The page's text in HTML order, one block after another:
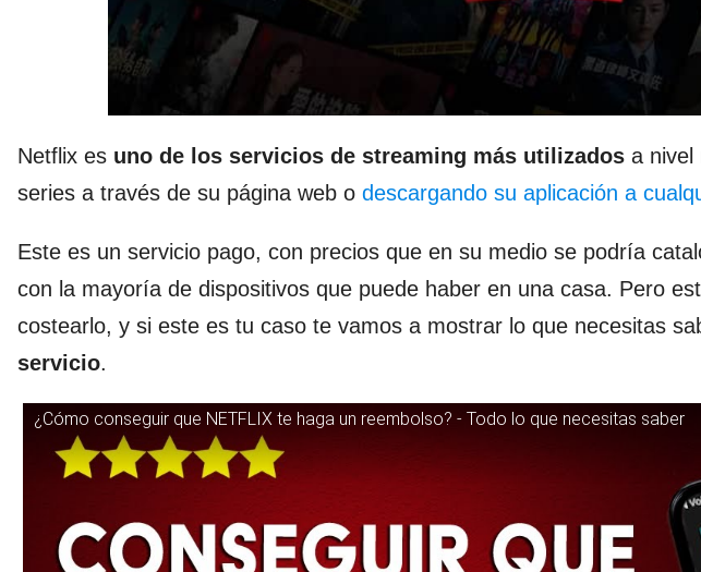
Netflix es uno de los servicios de streaming más utilizados a nivel
series a través de su página web o descargando su aplicación a
Este es un servicio pago, con precios que en su medio se podría
con la mayoría de dispositivos que puede haber en una casa. Pero
costearlo, y si este es tu caso te vamos a mostrar lo que necesitas
servicio.
¿Cómo conseguir que NETFLIX te haga un reembolso? - Todo lo que necesitas saber